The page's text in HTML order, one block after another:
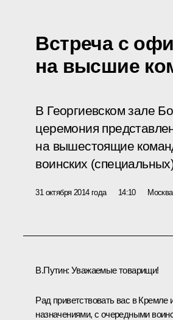
Встреча с
на высшие
В Георгиевском зале
церемония
на вышестоящие
воинских
31 октября 2014 года 14:10
В.Путин: Уважаемые товарищи!
Рад приветствовать вас в Кремле
назначениями, с очередными